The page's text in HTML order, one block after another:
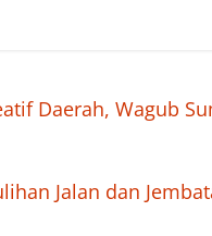
Daerah, Wagub
Jalan dan